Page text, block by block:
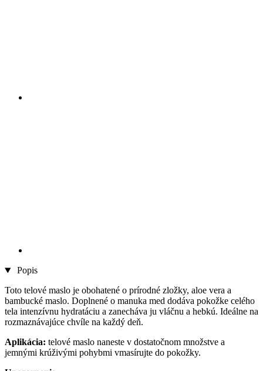
Popis
Toto telové maslo je obohatené o prírodné zložky, aloe vera a
bambucké maslo. Doplnené o manuka med dodáva pokožke celého
tela intenzívnu hydratáciu a zanecháva ju vláčnu a hebkú. Ideálne na
rozmaznávajúce chvíle na každý deň.
Aplikácia: telové maslo naneste v dostatočnom množstve a
jemnými krúživými pohybmi vmasírujte do pokožky.